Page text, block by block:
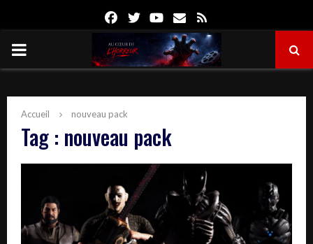
FacebookTwitterYoutube
Email
PRIMARY
Accueil nouveau pack
Tag : nouveau pack